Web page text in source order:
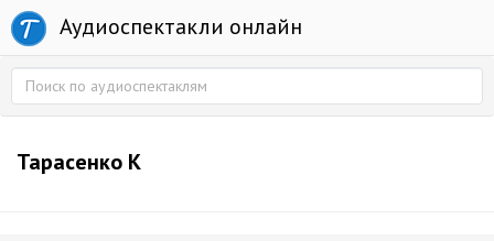
Аудиоспектакли онлайн
Тарасенко К